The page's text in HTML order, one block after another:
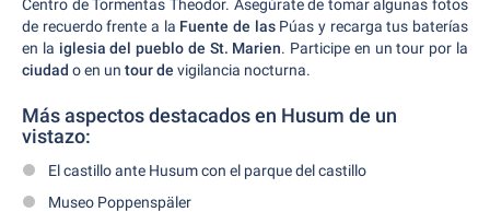
Centro de Tormentas Theodor. Asegúrate de tomar algunas fotos
de recuerdo frente a la Fuente de lasPúas y recarga tus baterías
en la iglesia del pueblo de St. Marien. Participe en un tour por la
ciudad o en un tour de vigilancia nocturna.
Más aspectos destacados en Husum de un
vistazo:
El castillo ante Husum con el parque del castillo
Museo Poppenspäler